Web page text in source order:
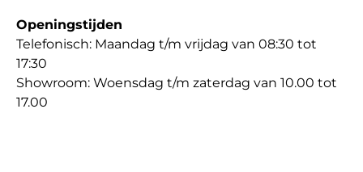
Openingstijden
Telefonisch: Maandag t/m vrijdag van 08:30 tot
17:30
Showroom: Woensdag t/m zaterdag van 10.00 tot
17.00